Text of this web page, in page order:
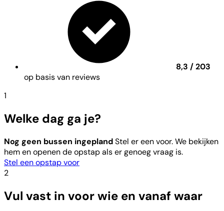
8,3 / 203
op basis van reviews
1
Welke dag ga je?
Nog geen bussen ingeplandStel er een voor. We bekijken
hem en openen de opstap als er genoeg vraag is.
Stel een opstap voor
2
Vul vast in voor wie en vanaf waar